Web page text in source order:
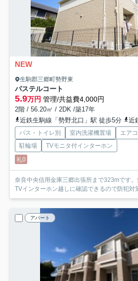
NEW
生駒郡三郷町勢野東
パステルコート
5.9万円 管理/共益費4,000円
2階 / 56.20㎡ / 2DK /築17年
近鉄生駒線「勢野北口」駅 徒歩5分
近
バス・トイレ別 室内洗濯機置場 エア
駐輪場
TVモニタ付インターホン
礼0
奈良中央信用金庫三郷出張所まで323mです
TVインターホン越しに確認できるので防犯対
アパート